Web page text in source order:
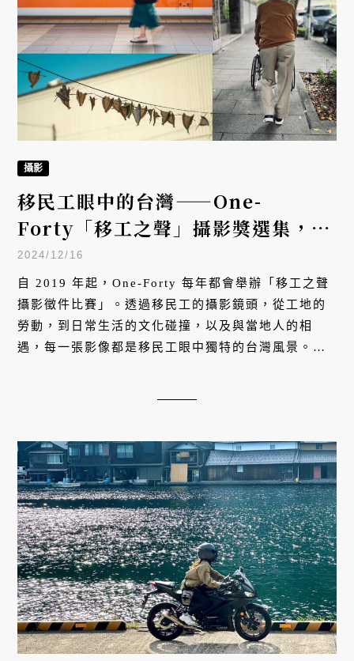
攝影
移民工眼中的台灣——One-
Forty「移工之聲」攝影獎選集，看
見異鄉人的生活風景
2024/12/16
自 2019 年起，One-Forty 每年都會舉辦「移工之聲
攝影徵件比賽」。透過移民工的攝影鏡頭，從工地的
勞動，到日常生活的文化碰撞，以及與當地人的相
遇，每一張影像都是移民工眼中獨特的台灣風景。